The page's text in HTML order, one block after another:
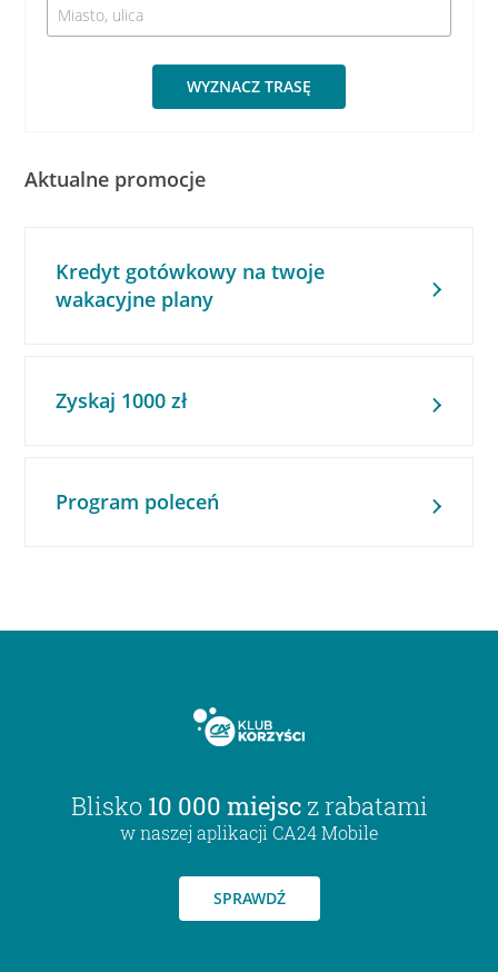
WYZNACZ TRASĘ
Aktualne promocje
Kredyt gotówkowy na twoje
wakacyjne plany
Zyskaj 1000 zł
Program poleceń
Blisko 10 000 miejsc z rabatami
w naszej aplikacji CA24 Mobile
SPRAWDŹ